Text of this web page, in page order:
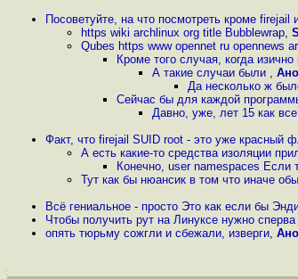
Посоветуйте, на что посмотреть кроме
https wiki archlinux org title Bubblewrap,
Qubes https www opennet ru opennews
Кроме того случая, когда
А такие случаи были ,
Да несколько ж
Сейчас бы для каждой
Давно, уже, лет 15 как
Факт, что firejail SUID root - это уже красный
А есть какие-то средства изоляции
Конечно, user namespaces Если
Тут как бы нюансик в том что иначе
Всё гениальное - просто Это как если бы
Чтобы получить рут на Линуксе нужно
опять тюрьму сожгли и сбежали, изверги,